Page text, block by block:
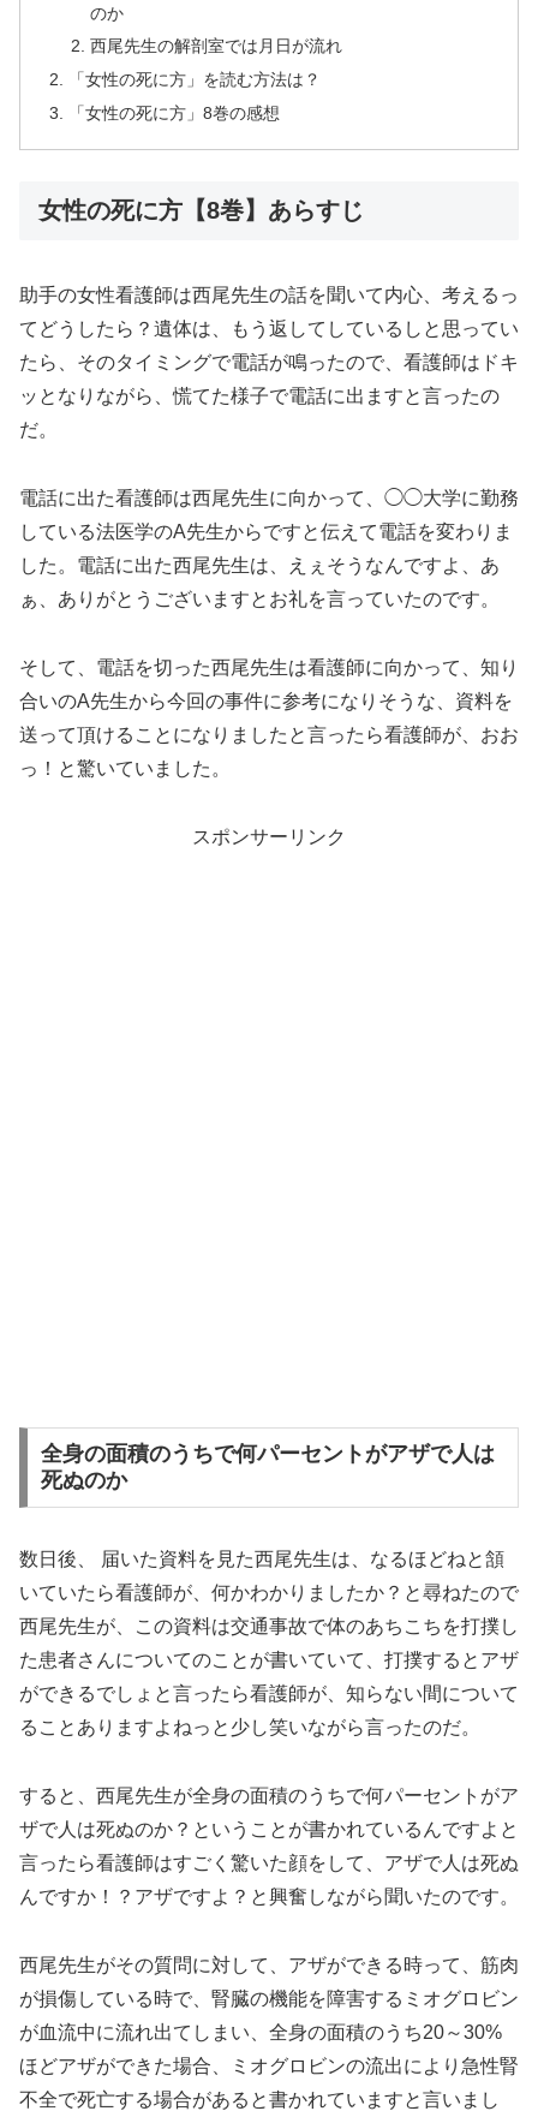
のか
西尾先生の解剖室では月日が流れ
「女性の死に方」を読む方法は？
「女性の死に方」8巻の感想
女性の死に方【8巻】あらすじ
助手の女性看護師は西尾先生の話を聞いて内心、考えるっ
てどうしたら？遺体は、もう返してしているしと思ってい
たら、そのタイミングで電話が鳴ったので、看護師はドキ
ッとなりながら、慌てた様子で電話に出ますと言ったの
だ。
電話に出た看護師は西尾先生に向かって、◯◯大学に勤務
している法医学のA先生からですと伝えて電話を変わりま
した。電話に出た西尾先生は、えぇそうなんですよ、あ
ぁ、ありがとうございますとお礼を言っていたのです。
そして、電話を切った西尾先生は看護師に向かって、知り
合いのA先生から今回の事件に参考になりそうな、資料を
送って頂けることになりましたと言ったら看護師が、おお
っ！と驚いていました。
スポンサーリンク
全身の面積のうちで何パーセントがアザで人は
死ぬのか
数日後、 届いた資料を見た西尾先生は、なるほどねと頷
いていたら看護師が、何かわかりましたか？と尋ねたので
西尾先生が、この資料は交通事故で体のあちこちを打撲し
た患者さんについてのことが書いていて、打撲するとアザ
ができるでしょと言ったら看護師が、知らない間について
ることありますよねっと少し笑いながら言ったのだ。
すると、西尾先生が全身の面積のうちで何パーセントがア
ザで人は死ぬのか？ということが書かれているんですよと
言ったら看護師はすごく驚いた顔をして、アザで人は死ぬ
んですか！？アザですよ？と興奮しながら聞いたのです。
西尾先生がその質問に対して、アザができる時って、筋肉
が損傷している時で、腎臓の機能を障害するミオグロビン
が血流中に流れ出てしまい、全身の面積のうち20～30%
ほどアザができた場合、ミオグロビンの流出により急性腎
不全で死亡する場合があると書かれていますと言いまし